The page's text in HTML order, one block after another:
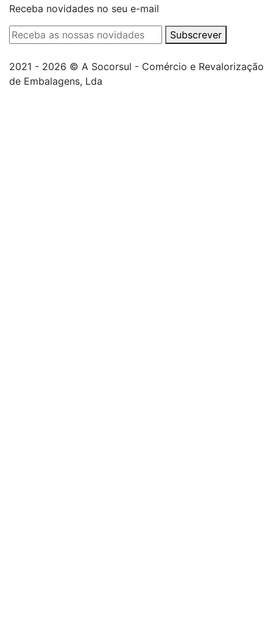
Receba novidades no seu e-mail
Subscrever
2021 - 2026 © A Socorsul - Comércio e Revalorização
de Embalagens, Lda